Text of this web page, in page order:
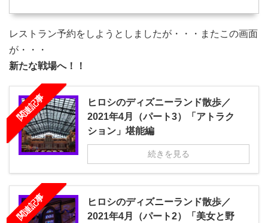
レストラン予約をしようとしましたが・・・またこの画面
が・・・
新たな戦場へ！！
関連記事
ヒロシのディズニーランド散歩／
2021年4月（パート3）「アトラク
ション」堪能編
続きを見る
関連記事
ヒロシのディズニーランド散歩／
2021年4月（パート2）「美女と野